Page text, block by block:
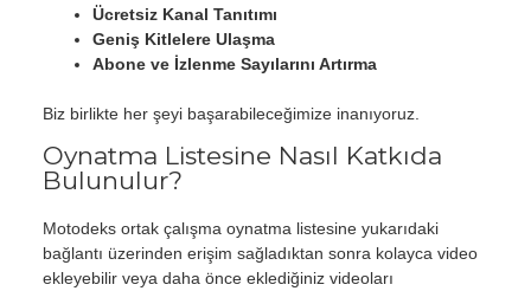
Ücretsiz Kanal Tanıtımı
Geniş Kitlelere Ulaşma
Abone ve İzlenme Sayılarını Artırma
Biz birlikte her şeyi başarabileceğimize inanıyoruz.
Oynatma Listesine Nasıl Katkıda
Bulunulur?
Motodeks ortak çalışma oynatma listesine yukarıdaki
bağlantı üzerinden erişim sağladıktan sonra kolayca video
ekleyebilir veya daha önce eklediğiniz videoları